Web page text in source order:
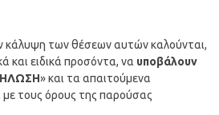
κάλυψη των θέσεων αυτών καλούνται,
και ειδικά προσόντα, να υποβάλουν
» και τα απαιτούμενα
τους όρους της παρούσας